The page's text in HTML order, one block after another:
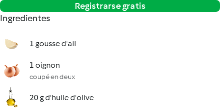
Registrarse gratis
Ingredientes
1 gousse d'ail
1 oignon
coupé en deux
20 g d'huile d'olive